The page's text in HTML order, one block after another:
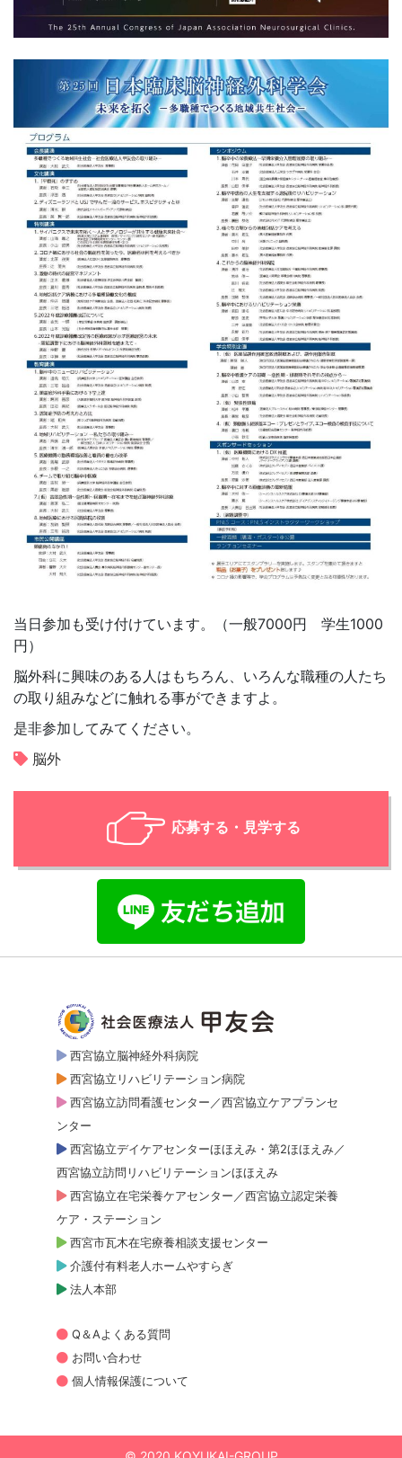
当日参加も受け付けています。（一般7000円 学生1000
円）
脳外科に興味のある人はもちろん、いろんな職種の人たち
の取り組みなどに触れる事ができますよ。
是非参加してみてください。
脳外
応募する・見学する
西宮協立脳神経外科病院
西宮協立リハビリテーション病院
西宮協立訪問看護センター／西宮協立ケアプランセ
ンター
西宮協立デイケアセンターほほえみ・第2ほほえみ／
西宮協立訪問リハビリテーションほほえみ
西宮協立在宅栄養ケアセンター／西宮協立認定栄養
ケア・ステーション
西宮市瓦木在宅療養相談支援センター
介護付有料老人ホームやすらぎ
法人本部
Q＆Aよくある質問
お問い合わせ
個人情報保護について